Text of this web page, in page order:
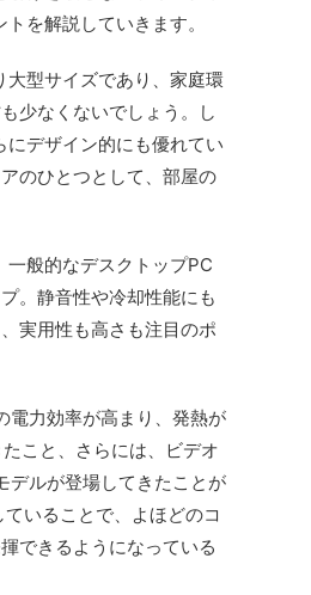
を解説していきます。
型サイズであり、家庭環
少なくないでしょう。し
デザイン的にも優れてい
のひとつとして、部屋の
般的なデスクトップPC
。静音性や冷却性能にも
実用性も高さも注目のポ
電力効率が高まり、発熱が
こと、さらには、ビデオ
デルが登場してきたことが
いることで、よほどのコ
できるようになっている